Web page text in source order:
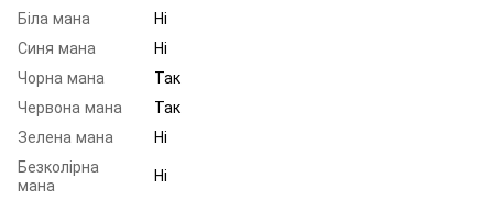
Біла мана
Ні
Синя мана
Ні
Чорна мана
Так
Червона мана
Так
Зелена мана
Ні
Безколірна
мана
Ні